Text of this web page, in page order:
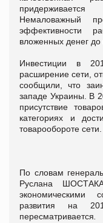
Немаловажный
эффективности
вложенных денег до
Инвестиции в
расширение сети,
сообщили, что
западе Украины. В
присутствие
категориях и
товарообороте сети.
По словам
Руслана
экономическими
развития на
пересматривается